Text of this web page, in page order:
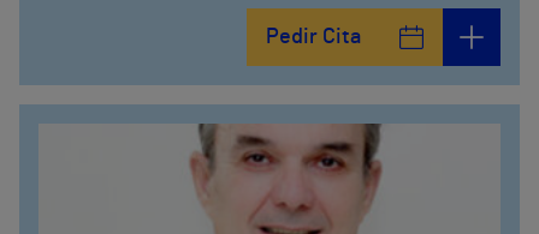
Pedir Cita